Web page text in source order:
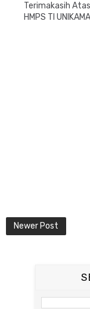
Terimakasih
HMPS TI UNIKAMA
Newer Post